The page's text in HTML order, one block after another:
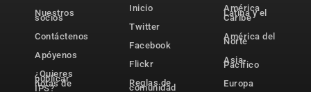
Nuestros
socios
Contáctenos
Apóyenos
¿Quieres
publicar
notas de
IPS?
Inicio
Twitter
Facebook
Flickr
Reglas de
comunidad
América
Latina y el
Caribe
América del
Norte
Asia-
Pacífico
Europa